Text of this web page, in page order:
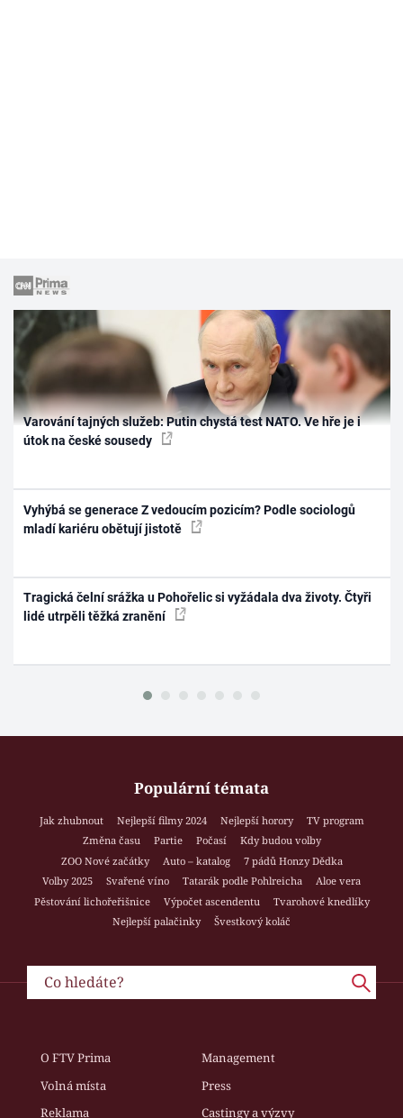
Varování tajných služeb: Putin chystá test NATO. Ve hře je i
útok na české sousedy
Vyhýbá se generace Z vedoucím pozicím? Podle sociologů
mladí kariéru obětují jistotě
Tragická čelní srážka u Pohořelic si vyžádala dva životy. Čtyři
lidé utrpěli těžká zranění
Populární témata
Jak zhubnout Nejlepší filmy 2024 Nejlepší horory
TV program
Změna času
Partie Počasí
Kdy budou volby
ZOO Nové začátky
Auto – katalog
7 pádů Honzy Dědka
Volby 2025
Svařené víno Tatarák podle Pohlreicha
Aloe vera
Pěstování lichořeřišnice
Výpočet ascendentu
Tvarohové knedlíky
Nejlepší palačinky
Švestkový koláč
O FTV Prima
Management
Volná místa
Press
Reklama
Castingy a výzvy